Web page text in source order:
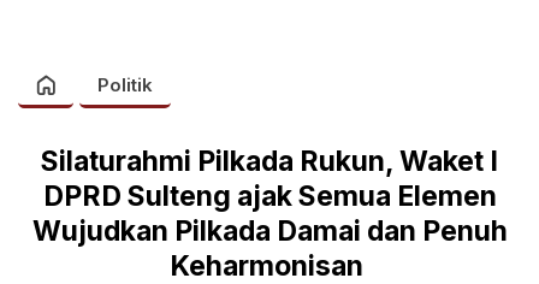
Politik
Silaturahmi Pilkada Rukun, Waket I
DPRD Sulteng ajak Semua Elemen
Wujudkan Pilkada Damai dan Penuh
Keharmonisan